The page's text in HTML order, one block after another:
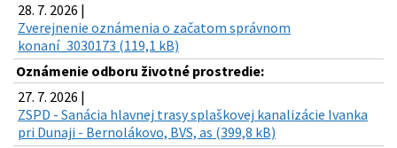
28. 7. 2026 |
Zverejnenie oznámenia o začatom správnom
konaní_3030173 (119,1 kB)
Oznámenie odboru životné prostredie:
27. 7. 2026 |
ZSPD - Sanácia hlavnej trasy splaškovej kanalizácie Ivanka
pri Dunaji - Bernolákovo, BVS, as (399,8 kB)